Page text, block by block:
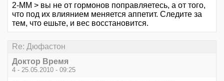
2-MM > вы не от гормонов поправляетесь, а от того,
что под их влиянием меняется аппетит. Следите за
тем, что ешьте, и вес восстановится.
Re: Дюфастон
Доктор Время
4 - 25.05.2010 - 09:25